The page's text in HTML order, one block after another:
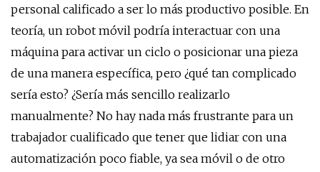
personal calificado a ser lo más productivo posible. En
teoría, un robot móvil podría interactuar con una
máquina para activar un ciclo o posicionar una pieza
de una manera específica, pero ¿qué tan complicado
sería esto? ¿Sería más sencillo realizarlo
manualmente? No hay nada más frustrante para un
trabajador cualificado que tener que lidiar con una
automatización poco fiable, ya sea móvil o de otro